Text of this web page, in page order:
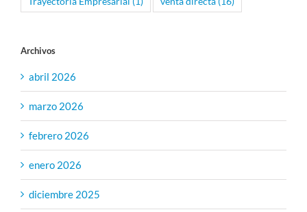
Archivos
abril 2026
marzo 2026
febrero 2026
enero 2026
diciembre 2025